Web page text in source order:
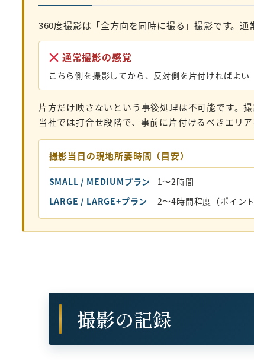
360度撮影は「全方向を同時に撮る」撮影です。通
通常撮影の感覚
こちら側を撮影してから、反対側を片付ければよい
片方だけ映さないという事後処理は不可能です。
当社では打合せ段階で、事前に片付けるべきエリ
撮影当日の現地所要時間（目安）
SMALL / MEDIUMプラン
1〜2時間
LARGE / LARGE+プラン
2〜4時間程度（ポイン
撮影の記録